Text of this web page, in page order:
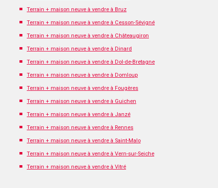
Terrain + maison neuve à vendre à Bruz
Terrain + maison neuve à vendre à Cesson-Sévigné
Terrain + maison neuve à vendre à Châteaugiron
Terrain + maison neuve à vendre à Dinard
Terrain + maison neuve à vendre à Dol-de-Bretagne
Terrain + maison neuve à vendre à Domloup
Terrain + maison neuve à vendre à Fougères
Terrain + maison neuve à vendre à Guichen
Terrain + maison neuve à vendre à Janzé
Terrain + maison neuve à vendre à Rennes
Terrain + maison neuve à vendre à Saint-Malo
Terrain + maison neuve à vendre à Vern-sur-Seiche
Terrain + maison neuve à vendre à Vitré